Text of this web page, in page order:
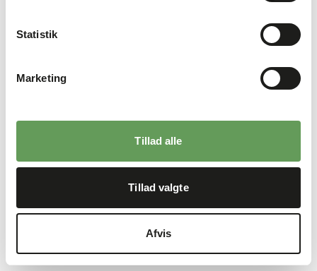
Statistik
Marketing
Tillad alle
Tillad valgte
Afvis